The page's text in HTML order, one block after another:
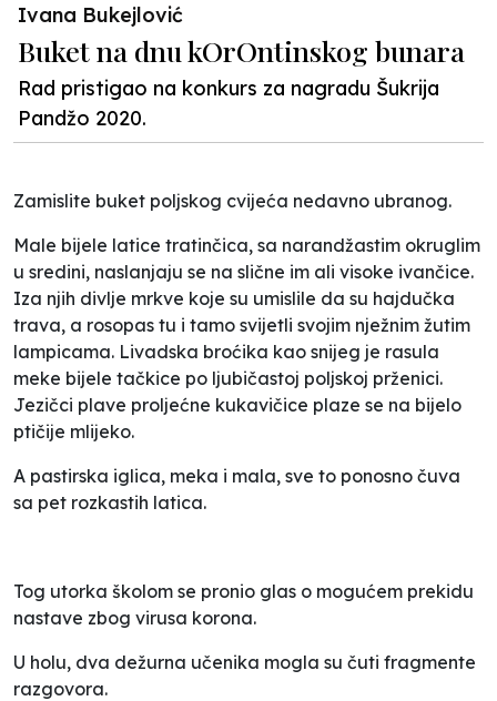
Ivana Bukejlović
Buket na dnu kOrOntinskog bunara
Rad pristigao na konkurs za nagradu Šukrija
Pandžo 2020.
Zamislite buket poljskog cvijeća nedavno ubranog.
Male bijele latice tratinčica, sa narandžastim okruglim
u sredini, naslanjaju se na slične im ali visoke ivančice.
Iza njih divlje mrkve koje su umislile da su hajdučka
trava, a rosopas tu i tamo svijetli svojim nježnim žutim
lampicama. Livadska broćika kao snijeg je rasula
meke bijele tačkice po ljubičastoj poljskoj prženici.
Jezičci plave proljećne kukavičice plaze se na bijelo
ptičije mlijeko.
A pastirska iglica, meka i mala, sve to ponosno čuva
sa pet rozkastih latica.
Tog utorka školom se pronio glas o mogućem prekidu
nastave zbog virusa korona.
U holu, dva dežurna učenika mogla su čuti fragmente
razgovora.